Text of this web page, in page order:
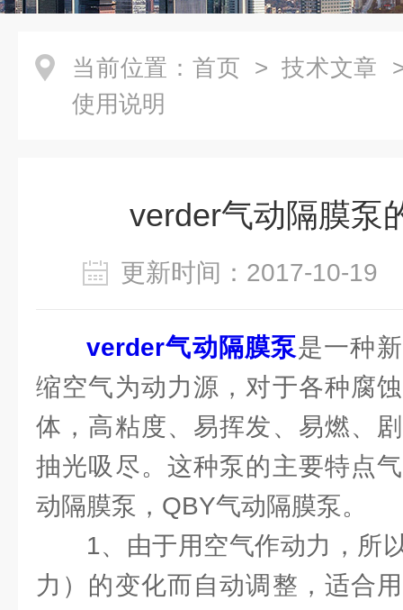
当前位置： 首页 > 技术文章
使用说明
verder气动隔膜泵
更新时间：2017-10-
verder气动隔膜泵是一种
缩空气为动力源，对于各种腐
体，高粘度、易挥发、易燃、
抽光吸尽。这种泵的主要特点
动隔膜泵，QBY气动隔膜泵。
1、由于用空气作动力，所
力）的变化而自动调整，适合